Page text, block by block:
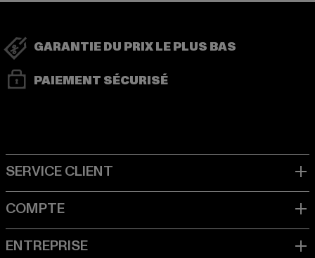
GARANTIE DU PRIX LE PLUS BAS
PAIEMENT SÉCURISÉ